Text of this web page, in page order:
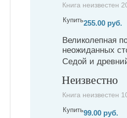
Книга неизвестен
Купить255.00 руб.
Великолепная
неожиданных
Седой и
Неизвестно
Книга неизвестен
Купить99.00 руб.